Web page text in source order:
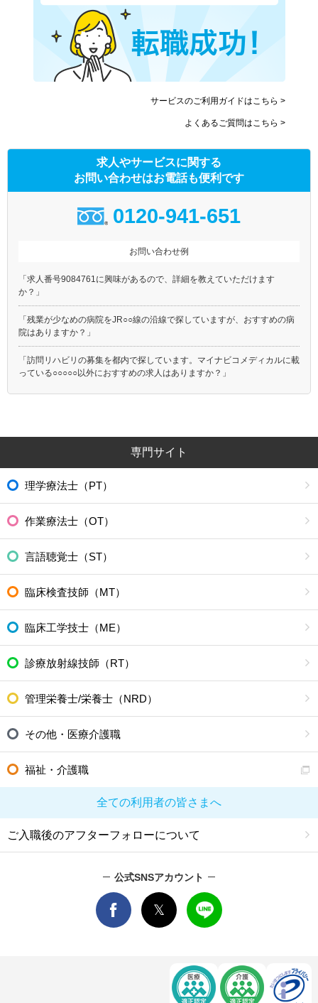
サービスのご利用ガイドはこちら >
よくあるご質問はこちら >
求人やサービスに関する
お問い合わせはお電話も便利です
0120-941-651
お問い合わせ例
「求人番号9084761に興味があるので、詳細を教えていただけます
か？」
「残業が少なめの病院をJR○○線の沿線で探していますが、おすすめの病
院はありますか？」
「訪問リハビリの募集を都内で探しています。マイナビコメディカルに載
っている○○○○○以外におすすめの求人はありますか？」
専門サイト
理学療法士（PT）
作業療法士（OT）
言語聴覚士（ST）
臨床検査技師（MT）
臨床工学技士（ME）
診療放射線技師（RT）
管理栄養士/栄養士（NRD）
その他・医療介護職
福祉・介護職
全ての利用者の皆さまへ
ご入職後のアフターフォローについて
公式SNSアカウント